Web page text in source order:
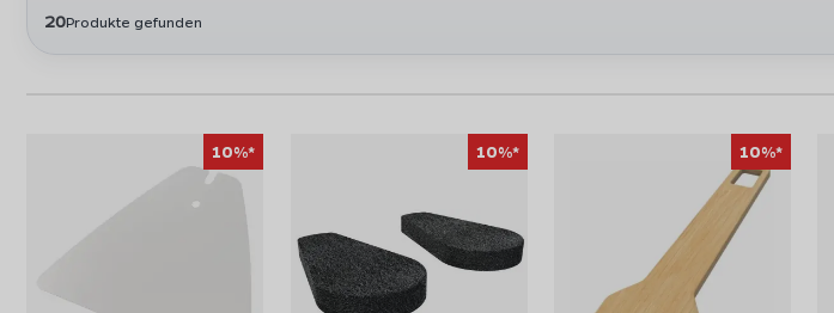
Krater hinterlässt. Dazu gibt es einen Reinigungsschwamm, der den Oberflächen neuen Glanz
verleiht.
Outdoorchef Cleaning Grill Powder
fettabsorbierende, antibakterielle Outdoorchef Grill Powder
die Reinigung der
Fettschale nicht nur bei Outdoorchef Gasgrills. Dazu wird in die Fettauffangschale des Grills
unterhalb der Fettwanne eingefüllt und saugt dort heruntertropfendes Fett direkt auf.
Anschließend kann es einfach in der BIO-Tonne entsorgt werden, denn es ist 100% kompostierbar.
20Produkte gefunden
10%* 10%* 10%*